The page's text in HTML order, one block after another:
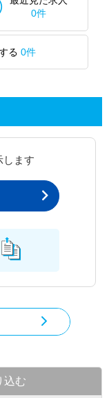
0件
る 0件
します
込む